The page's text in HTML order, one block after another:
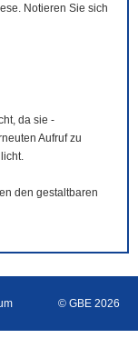
Notieren Sie sich
da sie -
Aufruf zu
den gestaltbaren
© GBE 2026